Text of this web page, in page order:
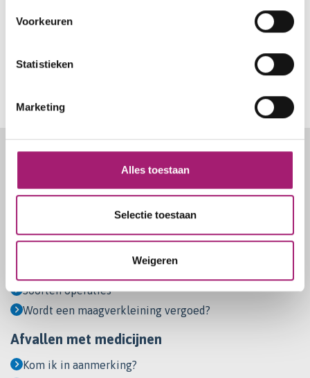
Voorkeuren
Statistieken
Marketing
Alles toestaan
Selectie toestaan
Weigeren
Footer
Maagverkleiningen
Soorten operaties
Wordt een maagverkleining vergoed?
Afvallen met medicijnen
Kom ik in aanmerking?